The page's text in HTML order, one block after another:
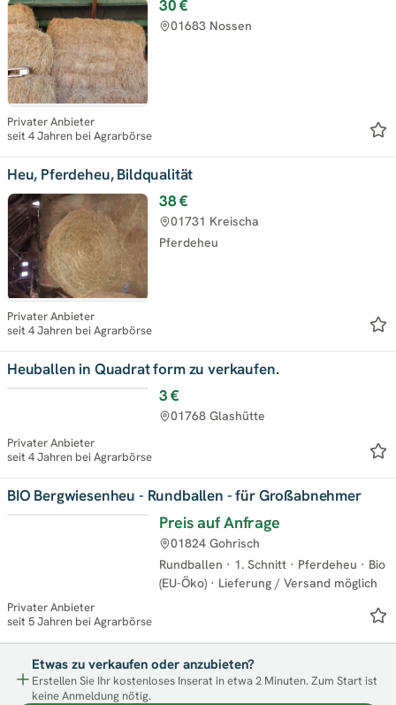
30 €
01683 Nossen
Privater Anbieter
seit 4 Jahren bei Agrarbörse
Heu, Pferdeheu, Bildqualität
38 €
Pferdeheu
01731 Kreischa
Privater Anbieter
seit 4 Jahren bei Agrarbörse
Heuballen in Quadrat form zu verkaufen.
3 €
01768 Glashütte
Privater Anbieter
seit 4 Jahren bei Agrarbörse
BIO Bergwiesenheu - Rundballen - für Großabnehmer
Preis auf Anfrage
Rundballen · 1. Schnitt · Pferdeheu · Bio
(EU-Öko) · Lieferung / Versand möglich
01824 Gohrisch
Privater Anbieter
seit 5 Jahren bei Agrarbörse
Etwas zu verkaufen oder anzubieten?
Erstellen Sie Ihr kostenloses Inserat in etwa 2 Minuten. Zum Start ist
keine Anmeldung nötig.